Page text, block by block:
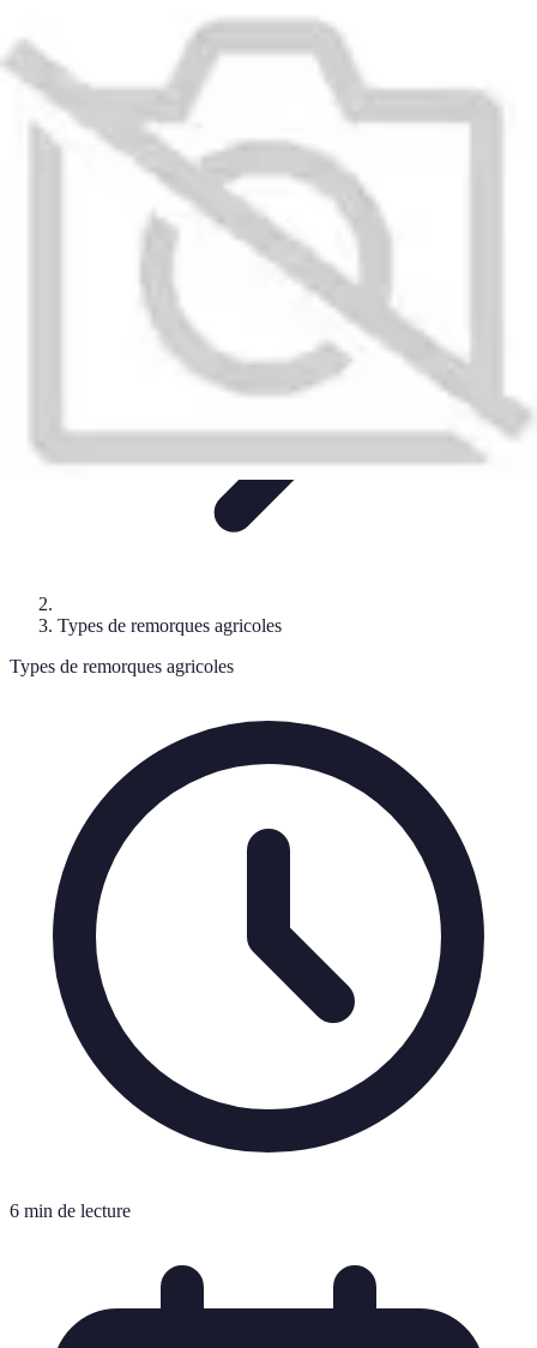
Achat et choix de remorque
de remorques
Guides pratiques
Remorque Agricole
Types de remorques agricoles
Types de remorques agricoles
6 min de lecture